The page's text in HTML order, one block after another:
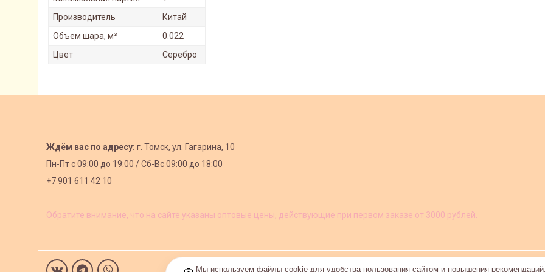
Производитель
Китай
Объем шара, м³
0.022
Цвет
Серебро
Ждём вас по адресу: г. Томск, ул. Гагарина, 10
Пн-Пт с09:00 до 19:00 /Сб-Вс 09:00 до 18:00
+7 901 611 42 10
Обратите внимание, что на сайте указаны оптовые цены, действующие при первом заказе от 3000 рублей.
Мы используем файлы cookie для удобства пользования сайтом и повышения